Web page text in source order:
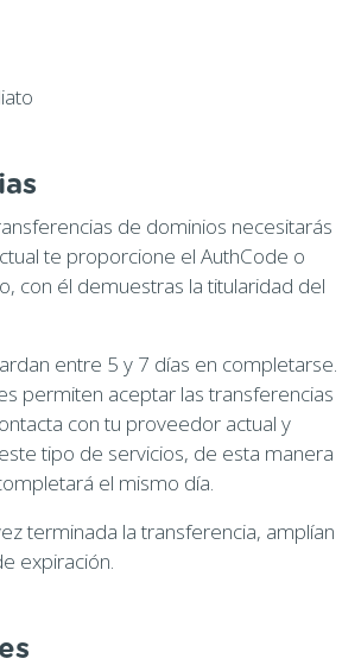
de dominios necesitarás
te proporcione el AuthCode o
con él demuestras la titularidad del
entre 5 y 7 días en completarse.
permiten aceptar las transferencias
con tu proveedor actual y
tipo de servicios, de esta manera
el mismo día.
terminada la transferencia, amplían
expiración.